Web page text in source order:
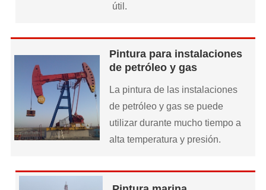
útil.
Pintura para instalaciones
de petróleo y gas
La pintura de las instalaciones
de petróleo y gas se puede
utilizar durante mucho tiempo a
alta temperatura y presión.